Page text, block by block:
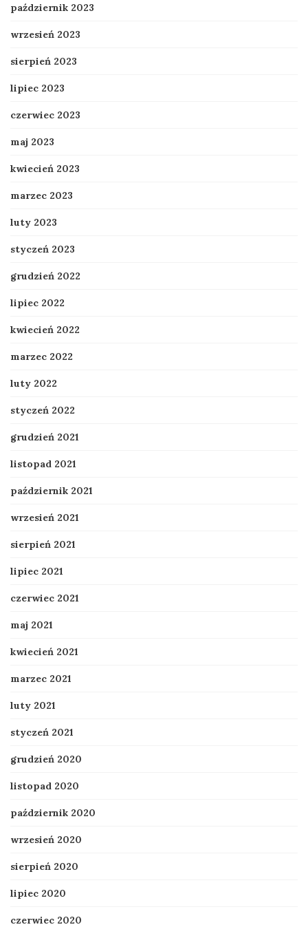
październik 2023
wrzesień 2023
sierpień 2023
lipiec 2023
czerwiec 2023
maj 2023
kwiecień 2023
marzec 2023
luty 2023
styczeń 2023
grudzień 2022
lipiec 2022
kwiecień 2022
marzec 2022
luty 2022
styczeń 2022
grudzień 2021
listopad 2021
październik 2021
wrzesień 2021
sierpień 2021
lipiec 2021
czerwiec 2021
maj 2021
kwiecień 2021
marzec 2021
luty 2021
styczeń 2021
grudzień 2020
listopad 2020
październik 2020
wrzesień 2020
sierpień 2020
lipiec 2020
czerwiec 2020